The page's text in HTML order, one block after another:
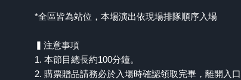
*全區皆為站位，本場演出依現場排隊順序入場
▍注意事項
1. 本節目總長約100分鐘。
2. 購票贈品請務必於入場時確認領取完畢，離開入